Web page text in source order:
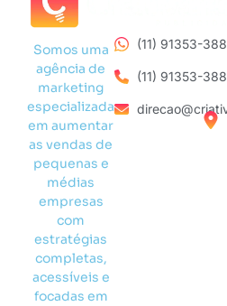
Somos uma
agência de
marketing
especializada
em aumentar
as vendas de
pequenas e
médias
empresas
com
estratégias
completas,
acessíveis e
focadas em
(11) 91353-
(11) 91353-